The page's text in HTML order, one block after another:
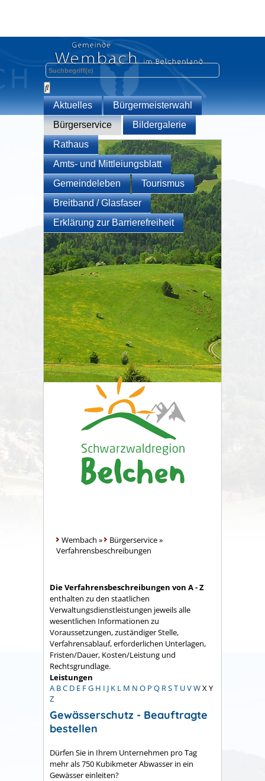
Aktuelles
Bürgermeisterwahl
Bürgerservice
Bildergalerie
Rathaus
Amts- und Mittleiungsblatt
Gemeindeleben
Tourismus
Breitband / Glasfaser
Erklärung zur Barrierefreiheit
Wembach » Bürgerservice»
Verfahrensbeschreibungen
Die Verfahrensbeschreibungen von A - Z
enthalten zu den staatlichen
Verwaltungsdienstleistungen jeweils alle
wesentlichen Informationen zu
Voraussetzungen, zuständiger Stelle,
Verfahrensablauf, erforderlichen Unterlagen,
Fristen/Dauer, Kosten/Leistung und
Rechtsgrundlage.
Leistungen
A BC D E FG H I J K L M N O P Q RST UVWX Y
Z
Gewässerschutz - Beauftragte
bestellen
Dürfen Sie in Ihrem Unternehmen pro Tag
mehr als 750 Kubikmeter Abwasser in ein
Gewässer einleiten?